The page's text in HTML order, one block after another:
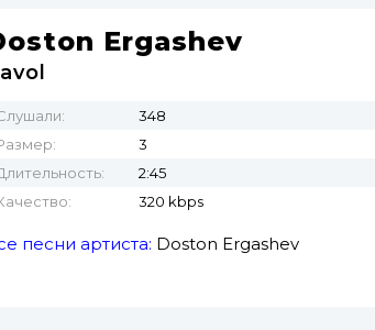
Ergashev
348
3
2:45
320 kbps
песни артиста: Doston Ergashev